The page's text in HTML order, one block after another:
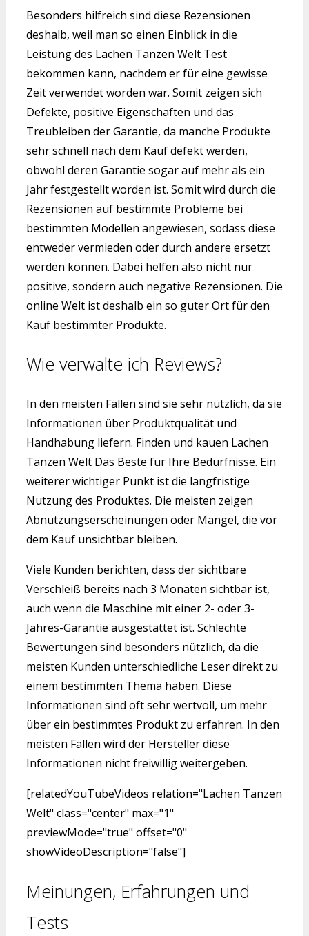
Besonders hilfreich sind diese Rezensionen
deshalb, weil man so einen Einblick in die
Leistung des Lachen Tanzen Welt Test
bekommen kann, nachdem er für eine gewisse
Zeit verwendet worden war. Somit zeigen sich
Defekte, positive Eigenschaften und das
Treubleiben der Garantie, da manche Produkte
sehr schnell nach dem Kauf defekt werden,
obwohl deren Garantie sogar auf mehr als ein
Jahr festgestellt worden ist. Somit wird durch die
Rezensionen auf bestimmte Probleme bei
bestimmten Modellen angewiesen, sodass diese
entweder vermieden oder durch andere ersetzt
werden können. Dabei helfen also nicht nur
positive, sondern auch negative Rezensionen. Die
online Welt ist deshalb ein so guter Ort für den
Kauf bestimmter Produkte.
Wie verwalte ich Reviews?
In den meisten Fällen sind sie sehr nützlich, da sie
Informationen über Produktqualität und
Handhabung liefern. Finden und kauen Lachen
Tanzen Welt Das Beste für Ihre Bedürfnisse. Ein
weiterer wichtiger Punkt ist die langfristige
Nutzung des Produktes. Die meisten zeigen
Abnutzungserscheinungen oder Mängel, die vor
dem Kauf unsichtbar bleiben.
Viele Kunden berichten, dass der sichtbare
Verschleiß bereits nach 3 Monaten sichtbar ist,
auch wenn die Maschine mit einer 2- oder 3-
Jahres-Garantie ausgestattet ist. Schlechte
Bewertungen sind besonders nützlich, da die
meisten Kunden unterschiedliche Leser direkt zu
einem bestimmten Thema haben. Diese
Informationen sind oft sehr wertvoll, um mehr
über ein bestimmtes Produkt zu erfahren. In den
meisten Fällen wird der Hersteller diese
Informationen nicht freiwillig weitergeben.
[relatedYouTubeVideos relation="Lachen Tanzen
Welt" class="center" max="1"
previewMode="true" offset="0"
showVideoDescription="false"]
Meinungen, Erfahrungen und
Tests